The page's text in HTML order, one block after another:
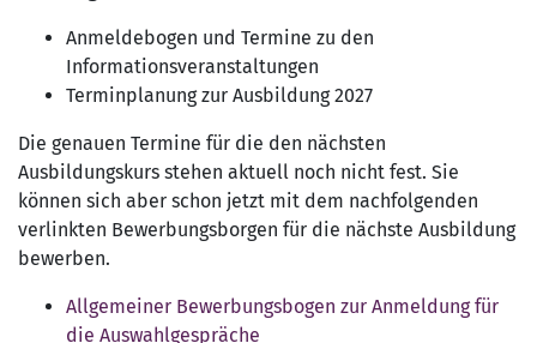
Anmeldebogen und Termine zu den
Informationsveranstaltungen
Terminplanung zur Ausbildung 2027
Die genauen Termine für die den nächsten
Ausbildungskurs stehen aktuell noch nicht fest. Sie
können sich aber schon jetzt mit dem nachfolgenden
verlinkten Bewerbungsborgen für die nächste Ausbildung
bewerben.
Allgemeiner Bewerbungsbogen zur Anmeldung für
die Auswahlgespräche